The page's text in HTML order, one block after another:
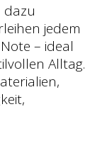
dazu
jedem
– ideal
Alltag.